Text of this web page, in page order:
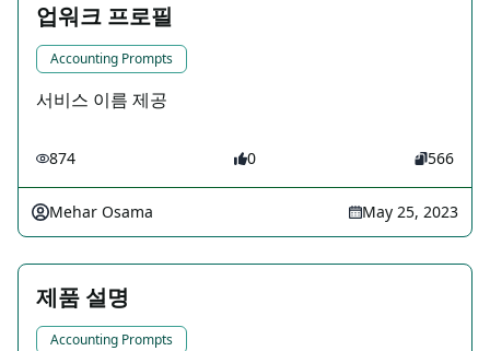
업워크 프로필
Accounting Prompts
서비스 이름 제공
874 0 566
Mehar Osama May 25, 2023
제품 설명
Accounting Prompts